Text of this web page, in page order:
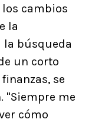
cambios
la
búsqueda
un corto
se
"Siempre me
cómo